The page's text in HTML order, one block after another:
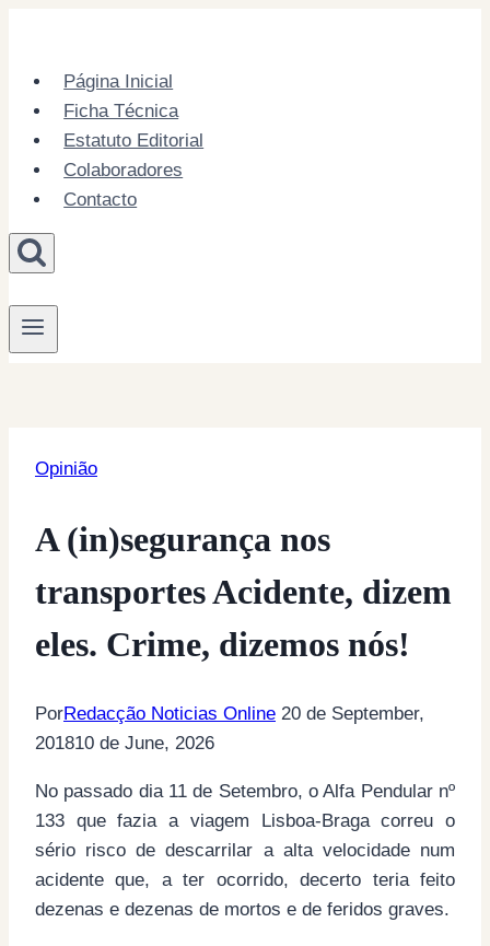
contentPágina Inicial
Ficha Técnica
Estatuto Editorial
Colaboradores
Contacto
Opinião
A (in)segurança nos
transportes Acidente, dizem
eles. Crime, dizemos nós!
PorRedacção Noticias Online 20 de September,
201810 de June, 2026
No passado dia 11 de Setembro, o Alfa Pendular nº
133 que fazia a viagem Lisboa-Braga correu o
sério risco de descarrilar a alta velocidade num
acidente que, a ter ocorrido, decerto teria feito
dezenas e dezenas de mortos e de feridos graves.